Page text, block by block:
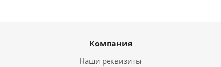
Компания
Наши реквизиты